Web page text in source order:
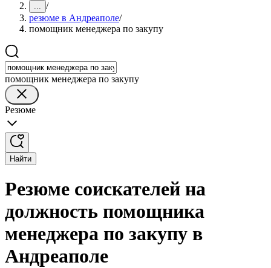
... /
резюме в Андреаполе/
помощник менеджера по закупу
помощник менеджера по закупу
Резюме
Найти
Резюме соискателей на
должность помощника
менеджера по закупу в
Андреаполе